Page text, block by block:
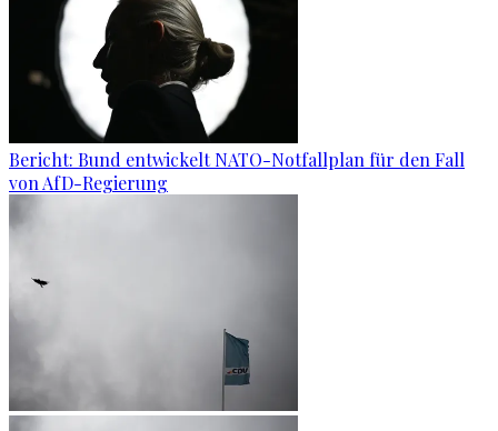
Bericht: Bund entwickelt NATO-Notfallplan für den Fall
von AfD-Regierung